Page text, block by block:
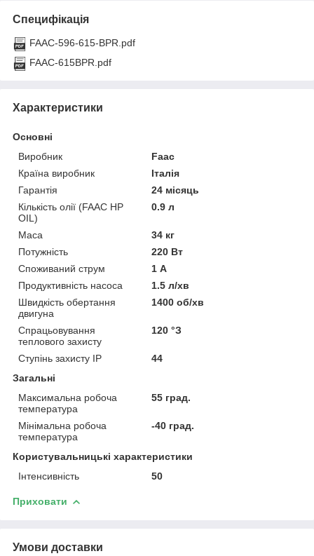
Специфікація
FAAC-596-615-BPR.pdf
FAAC-615BPR.pdf
Характеристики
Основні
Виробник
Faac
Країна виробник
Італія
Гарантія
24 місяць
Кількість олії (FAAC HP
OIL)
0.9 л
Маса
34 кг
Потужність
220 Вт
Споживаний струм
1 А
Продуктивність насоса
1.5 л/хв
Швидкість обертання
двигуна
1400 об/хв
Спрацьовування
теплового захисту
120 °З
Ступінь захисту IP
44
Загальні
Максимальна робоча
температура
55 град.
Мінімальна робоча
температура
-40 град.
Користувальницькі характеристики
Інтенсивність
50
Приховати
Умови доставки